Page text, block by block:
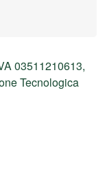
03511210613,
Tecnologica